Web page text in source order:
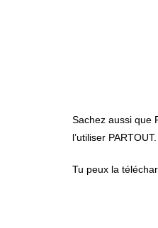
Sachez aussi que
l’utiliser
Tu peux la